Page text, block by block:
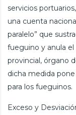
servicios
una cuenta
paralelo” que
fueguino y anula
provincial, órgano
dicha medida
para los fueguinos.
Exceso y